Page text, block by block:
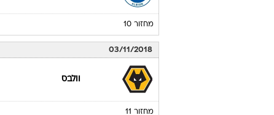
מחזור 10
03/11/2018
וולבס
מחזור 11